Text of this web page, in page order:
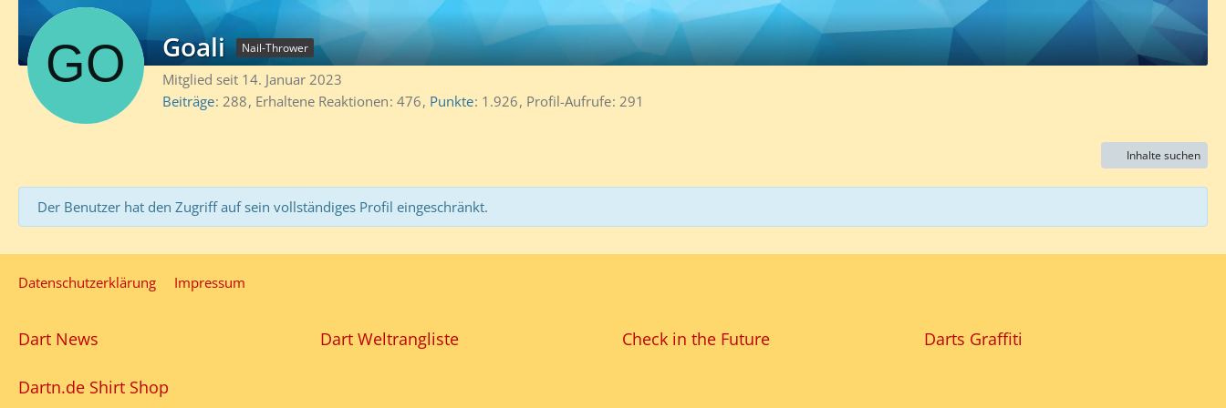
Goali Nail-Thrower
Mitglied seit 14. Januar 2023
Beiträge 288 Erhaltene Reaktionen 476 Punkte 1.926 Profil-Aufrufe 291
Inhalte suchen
Der Benutzer hat den Zugriff auf sein vollständiges Profil eingeschränkt.
Datenschutzerklärung Impressum
Dart News Dart Weltrangliste Check in the Future Darts Graffiti
Dartn.de Shirt Shop